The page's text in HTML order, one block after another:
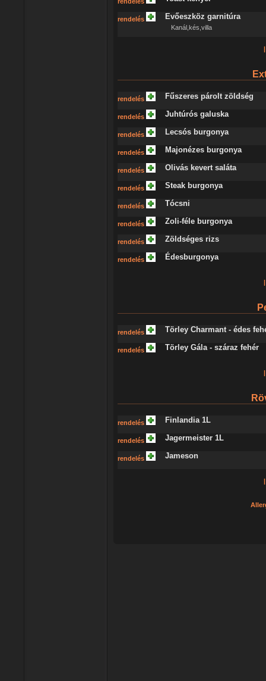
rendelés Evőeszköz garnitúra
Kanál,kés,villa
rendelés Fűszeres párolt zöldség
rendelés Juhtúrós galuska
rendelés Lecsós burgonya
rendelés Majonézes burgonya
rendelés Olivás kevert saláta
rendelés Steak burgonya
rendelés Tócsni
rendelés Zoli-féle burgonya
rendelés Zöldséges rizs
rendelés Édesburgonya
rendelés Törley Charmant - édes
rendelés Törley Gála - száraz fehér
rendelés Finlandia 1L
rendelés Jagermeister 1L
rendelés Jameson